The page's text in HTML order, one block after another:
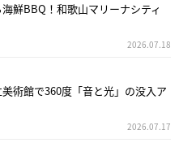
鮮BBQ！和歌山マリーナシティ
2026.07.18
術館で360度「音と光」の没入ア
2026.07.17